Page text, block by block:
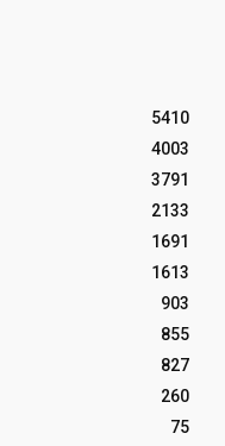
5410
4003
3791
2133
1691
1613
903
855
827
260
75